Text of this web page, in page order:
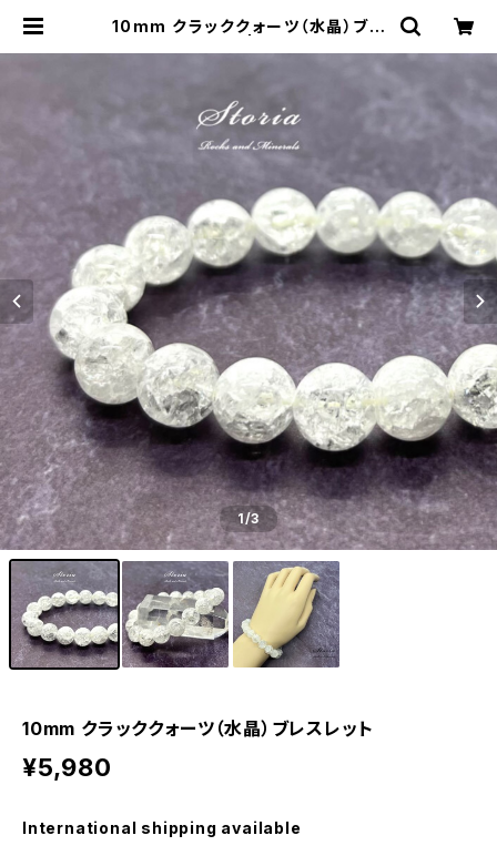
10mm クラッククォーツ（水晶）ブレ
1/3
10mm クラッククォーツ（水晶）ブレスレット
¥5,980
International shipping available